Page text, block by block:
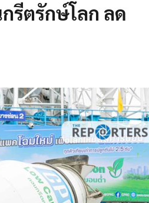
รีตรักษ์โลก ลด